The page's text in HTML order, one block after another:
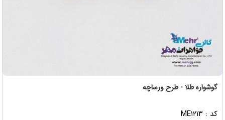
گوشواره طلا - طرح ورساچه
کد : ME۱۲۱۳